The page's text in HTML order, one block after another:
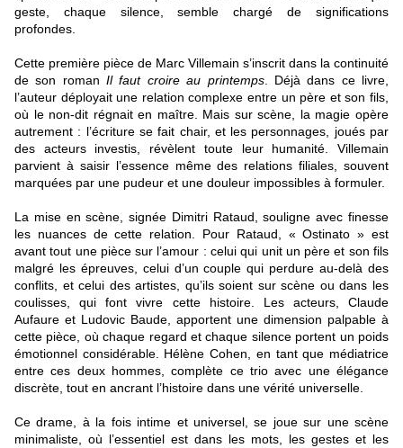
geste, chaque silence, semble chargé de significations
profondes.
Cette première pièce de Marc Villemain s’inscrit dans la continuité
de son romanIl faut croire au printemps. Déjà dans ce livre,
l’auteur déployait une relation complexe entre un père et son fils,
où le non-dit régnait en maître. Mais sur scène, la magie opère
autrement : l’écriture se fait chair, et les personnages, joués par
des acteurs investis, révèlent toute leur humanité. Villemain
parvient à saisir l’essence même des relations filiales, souvent
marquées par une pudeur et une douleur impossibles à formuler.
La mise en scène, signée Dimitri Rataud, souligne avec finesse
les nuances de cette relation. Pour Rataud, « Ostinato » est
avant tout une pièce sur l’amour : celui qui unit un père et son fils
malgré les épreuves, celui d’un couple qui perdure au-delà des
conflits, et celui des artistes, qu’ils soient sur scène ou dans les
coulisses, qui font vivre cette histoire. Les acteurs, Claude
Aufaure et Ludovic Baude, apportent une dimension palpable à
cette pièce, où chaque regard et chaque silence portent un poids
émotionnel considérable. Hélène Cohen, en tant que médiatrice
entre ces deux hommes, complète ce trio avec une élégance
discrète, tout en ancrant l’histoire dans une vérité universelle.
Ce drame, à la fois intime et universel, se joue sur une scène
minimaliste, où l’essentiel est dans les mots, les gestes et les